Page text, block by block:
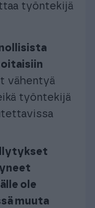
työntekijä
vähentyä
työntekijä
ole
muuta